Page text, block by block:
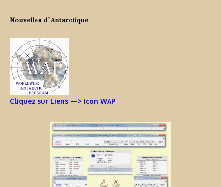
Nouvelles d’Antarctique
Cliquez sur Liens —> Icon WAP